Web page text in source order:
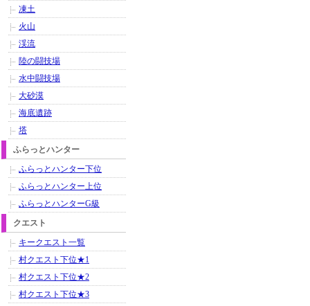
凍土
火山
渓流
陸の闘技場
水中闘技場
大砂漠
海底遺跡
塔
ふらっとハンター
ふらっとハンター下位
ふらっとハンター上位
ふらっとハンターG級
クエスト
キークエスト一覧
村クエスト下位★1
村クエスト下位★2
村クエスト下位★3